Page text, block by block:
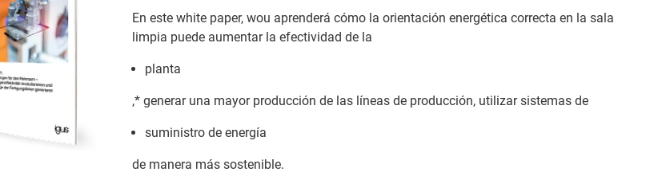
En este white paper, wou aprenderá cómo la orientación energética correcta en la sala
limpia puede aumentar la efectividad de la
planta
,* generar una mayor producción de las líneas de producción, utilizar sistemas de
suministro de energía
de manera más sostenible.